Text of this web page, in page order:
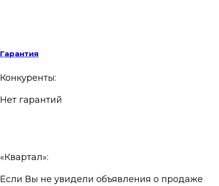
Гарантия
Конкуренты:
Нет гарантий
«Квартал»:
Если Вы не увидели объявления о продаже